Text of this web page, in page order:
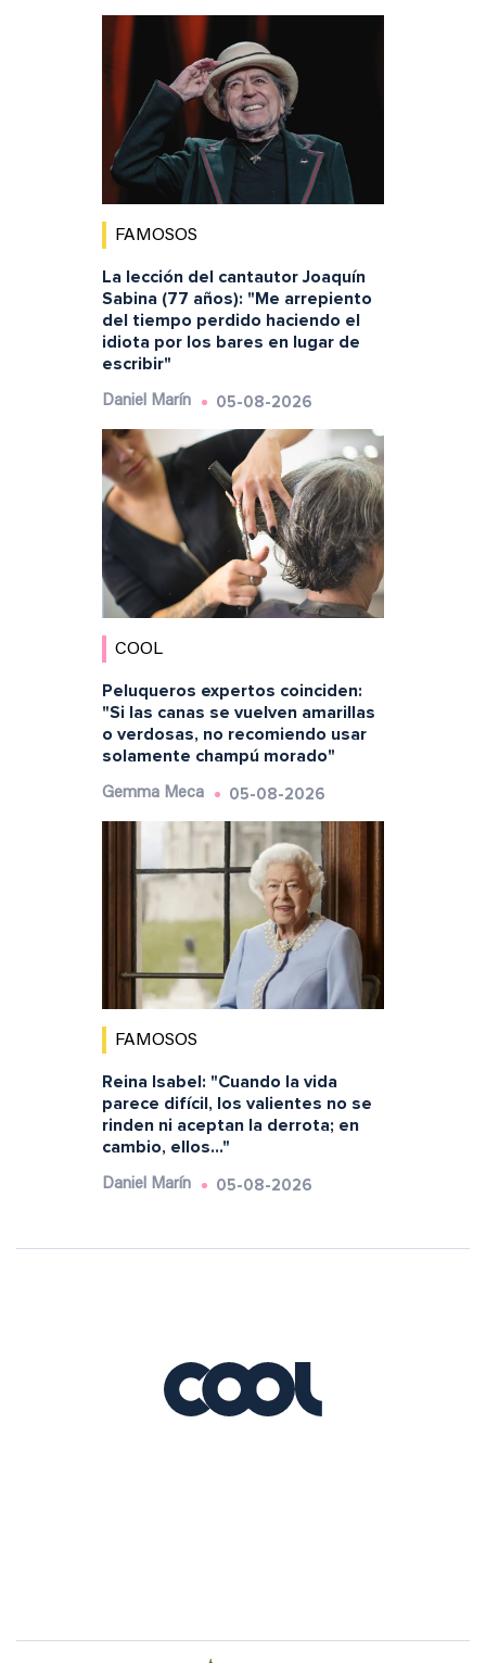
FAMOSOS
La lección del cantautor Joaquín
Sabina (77 años): "Me arrepiento
del tiempo perdido haciendo el
idiota por los bares en lugar de
escribir"
Daniel Marín 05-08-2026
COOL
Peluqueros expertos coinciden:
"Si las canas se vuelven amarillas
o verdosas, no recomiendo usar
solamente champú morado"
Gemma Meca 05-08-2026
FAMOSOS
Reina Isabel: "Cuando la vida
parece difícil, los valientes no se
rinden ni aceptan la derrota; en
cambio, ellos..."
Daniel Marín 05-08-2026